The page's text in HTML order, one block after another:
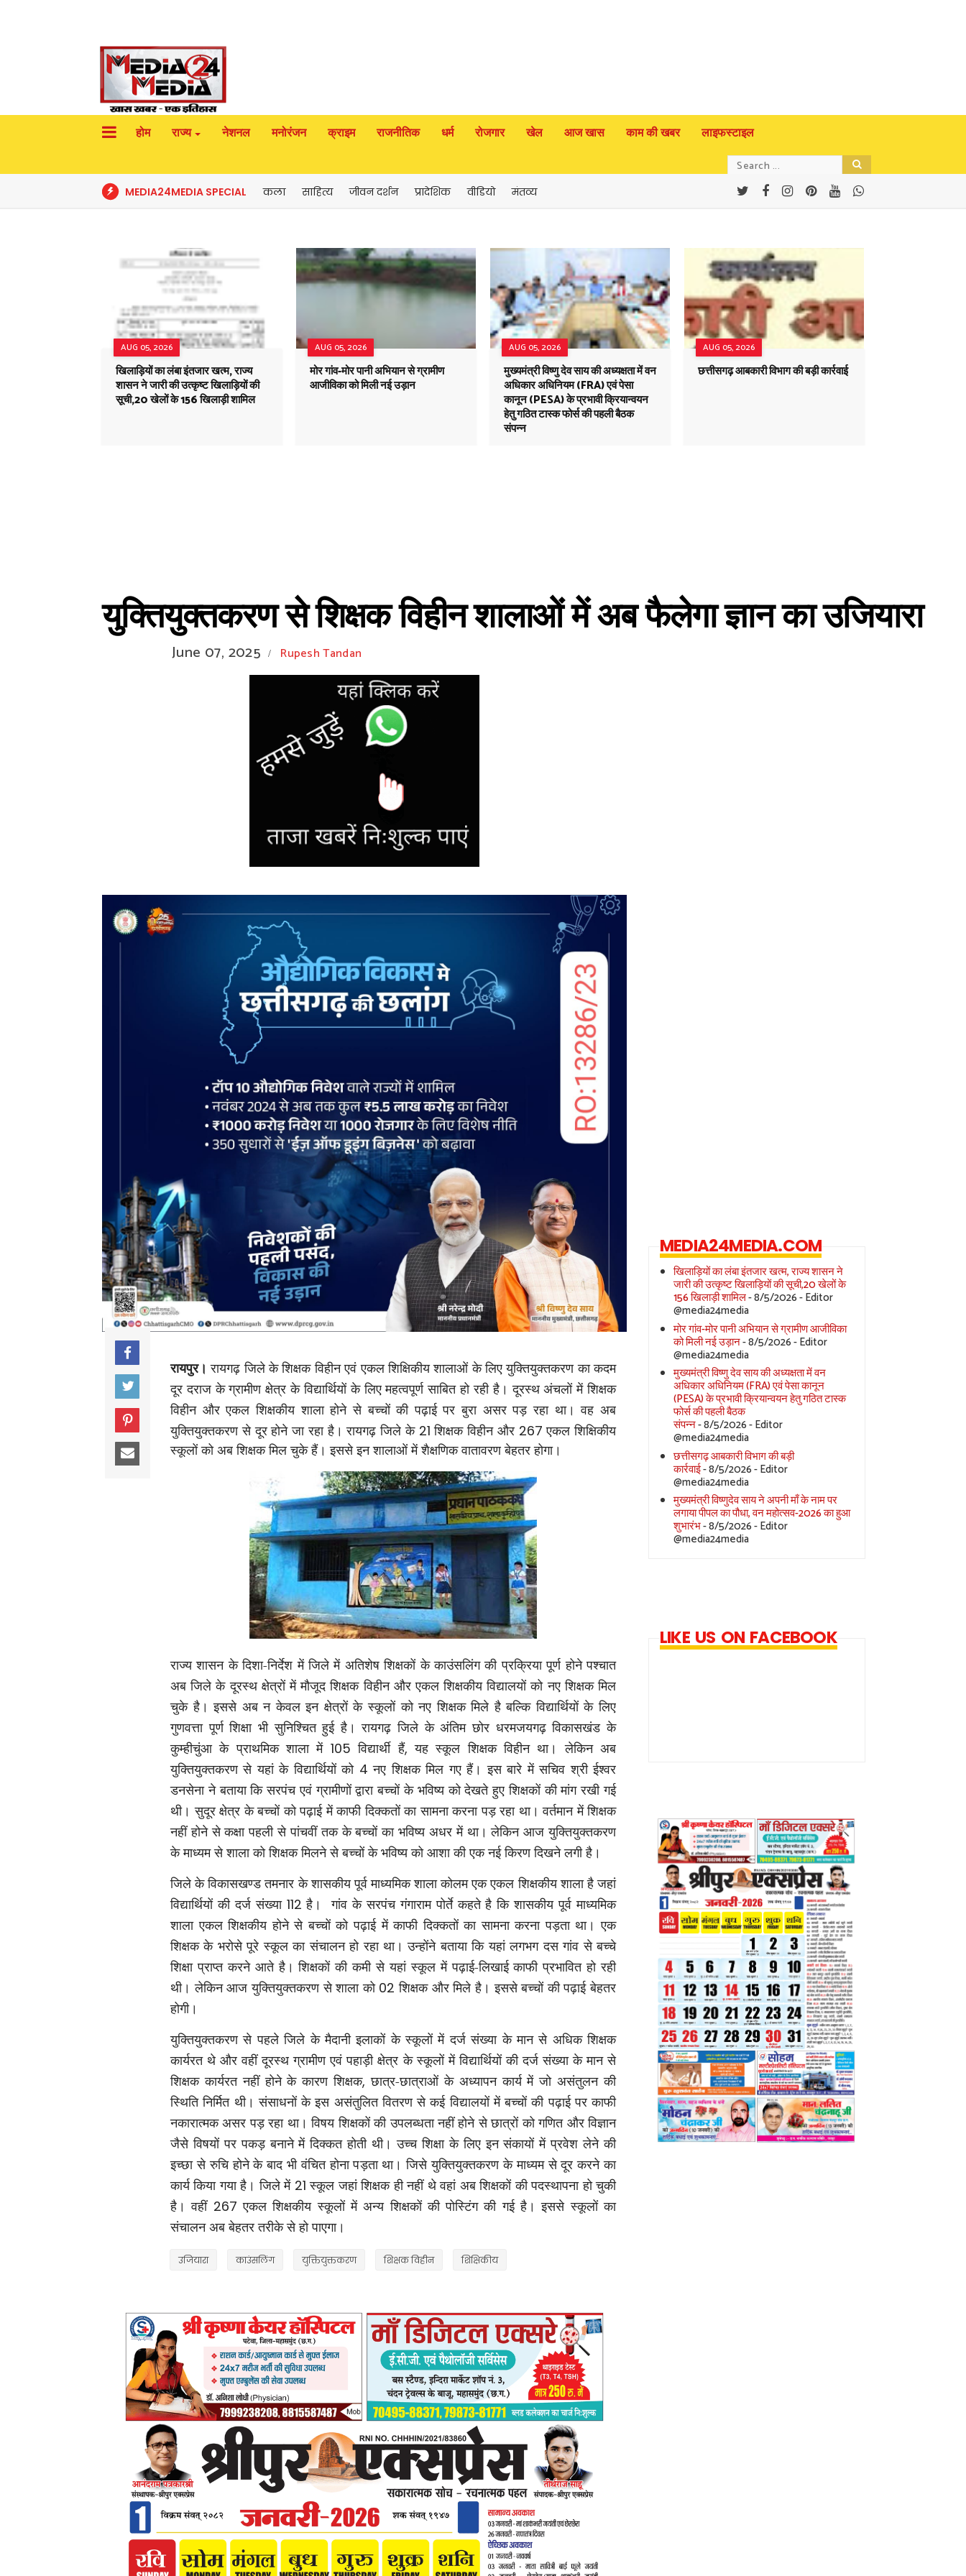
होम राज्य नेशनल मनोरंजन क्राइम राजनीतिक धर्म रोजगार खेल आज खास काम की खबर लाइफस्टाइल
MEDIA24MEDIA SPECIAL कला साहित्य जीवन दर्शन प्रादेशिक वीडियो मंतव्य
AUG 05, 2026
खिलाड़ियों का लंबा इंतजार खत्म, राज्य
शासन ने जारी की उत्कृष्ट खिलाड़ियों की
सूची,20 खेलों के 156 खिलाड़ी शामिल
AUG 05, 2026
मोर गांव-मोर पानी अभियान से ग्रामीण
आजीविका को मिली नई उड़ान
AUG 05, 2026
मुख्यमंत्री विष्णु देव साय की अध्यक्षता में वन
अधिकार अधिनियम (FRA) एवं पेसा
कानून (PESA) के प्रभावी क्रियान्वयन
हेतु गठित टास्क फोर्स की पहली बैठक
संपन्न
AUG 05, 2026
छत्तीसगढ़ आबकारी विभाग की बड़ी कार्रवाई
युक्तियुक्तकरण से शिक्षक विहीन शालाओं में अब फैलेगा ज्ञान का उजियारा
June 07, 2025 / Rupesh Tandan
रायपुर। रायगढ़ जिले के शिक्षक विहीन एवं एकल शिक्षिकीय शालाओं के लिए युक्तियुक्तकरण का कदम
दूर दराज के ग्रामीण क्षेत्र के विद्यार्थियों के लिए महत्वपूर्ण साबित हो रही है। दूरस्थ अंचलों में शिक्षक
विहीन और एकल शिक्षकीय शाला होने से बच्चों की पढ़ाई पर बुरा असर पड़ रहा था। वह अब
युक्तियुक्तकरण से दूर होने जा रहा है। रायगढ़ जिले के 21 शिक्षक विहीन और 267 एकल शिक्षिकीय
स्कूलों को अब शिक्षक मिल चुके हैं। इससे इन शालाओं में शैक्षणिक वातावरण बेहतर होगा।
राज्य शासन के दिशा-निर्देश में जिले में अतिशेष शिक्षकों के काउंसलिंग की प्रक्रिया पूर्ण होने पश्चात
अब जिले के दूरस्थ क्षेत्रों में मौजूद शिक्षक विहीन और एकल शिक्षकीय विद्यालयों को नए शिक्षक मिल
चुके है। इससे अब न केवल इन क्षेत्रों के स्कूलों को नए शिक्षक मिले है बल्कि विद्यार्थियों के लिए
गुणवत्ता पूर्ण शिक्षा भी सुनिश्चित हुई है। रायगढ़ जिले के अंतिम छोर धरमजयगढ़ विकासखंड के
कुम्हीचुंआ के प्राथमिक शाला में 105 विद्यार्थी हैं,यह स्कूल शिक्षक विहीन था। लेकिन अब
युक्तियुक्तकरण से यहां के विद्यार्थियों को 4 नए शिक्षक मिल गए हैं। इस बारे में सचिव श्री ईश्वर
डनसेना ने बताया कि सरपंच एवं ग्रामीणों द्वारा बच्चों के भविष्य को देखते हुए शिक्षकों की मांग रखी गई
थी। सुदूर क्षेत्र के बच्चों को पढ़ाई में काफी दिक्कतों का सामना करना पड़ रहा था। वर्तमान में शिक्षक
नहीं होने से कक्षा पहली से पांचवीं तक के बच्चों का भविष्य अधर में था। लेकिन आज युक्तियुक्तकरण
के माध्यम से शाला को शिक्षक मिलने से बच्चों के भविष्य को आशा की एक नई किरण दिखने लगी है।
जिले के विकासखण्ड तमनार के शासकीय पूर्व माध्यमिक शाला कोलम एक एकल शिक्षकीय शाला है जहां
विद्यार्थियों की दर्ज संख्या 112 है।
गांव के सरपंच गंगाराम पोर्ते कहते है कि शासकीय पूर्व माध्यमिक
शाला एकल शिक्षकीय होने से बच्चों को पढ़ाई में काफी दिक्कतों का सामना करना पड़ता था। एक
शिक्षक के भरोसे पूरे स्कूल का संचालन हो रहा था। उन्होंने बताया कि यहां लगभग दस गांव से बच्चे
शिक्षा प्राप्त करने आते है। शिक्षकों की कमी से यहां स्कूल में पढ़ाई-लिखाई काफी प्रभावित हो रही
थी। लेकिन आज युक्तियुक्तकरण से शाला को 02 शिक्षक और मिले है। इससे बच्चों की पढ़ाई बेहतर
होगी।
युक्तियुक्तकरण से पहले जिले के मैदानी इलाकों के स्कूलों में दर्ज संख्या के मान से अधिक शिक्षक
कार्यरत थे और वहीं दूरस्थ ग्रामीण एवं पहाड़ी क्षेत्र के स्कूलों में विद्यार्थियों की दर्ज संख्या के मान से
शिक्षक कार्यरत नहीं होने के कारण शिक्षक,छात्र-छात्राओं के अध्यापन कार्य में जो असंतुलन की
स्थिति निर्मित थी। संसाधनों के इस असंतुलित वितरण से कई विद्यालयों में बच्चों की पढ़ाई पर काफी
नकारात्मक असर पड़ रहा था। विषय शिक्षकों की उपलब्धता नहीं होने से छात्रों को गणित और विज्ञान
जैसे विषयों पर पकड़ बनाने में दिक्कत होती थी। उच्च शिक्षा के लिए इन संकायों में प्रवेश लेने की
इच्छा से रुचि होने के बाद भी वंचित होना पड़ता था। जिसे युक्तियुक्तकरण के माध्यम से दूर करने का
कार्य किया गया है। जिले में 21स्कूल जहां शिक्षक ही नहीं थे वहां अब शिक्षकों की पदस्थापना हो चुकी
है। वहीं 267एकल शिक्षकीय स्कूलों में अन्य शिक्षकों की पोस्टिंग की गई है। इससे स्कूलों का
संचालन अब बेहतर तरीके से हो पाएगा।
उजियारा काउंसलिंग युक्तियुक्तकरण शिक्षक विहीन शिक्षिकीय
MEDIA24MEDIA.COM
खिलाड़ियों का लंबा इंतजार खत्म, राज्य शासन ने
जारी की उत्कृष्ट खिलाड़ियों की सूची,20 खेलों के
156 खिलाड़ी शामिल- 8/5/2026- Editor
@media24media
मोर गांव-मोर पानी अभियान से ग्रामीण आजीविका
को मिली नई उड़ान- 8/5/2026- Editor
@media24media
मुख्यमंत्री विष्णु देव साय की अध्यक्षता में वन
अधिकार अधिनियम (FRA) एवं पेसा कानून
(PESA) के प्रभावी क्रियान्वयन हेतु गठित टास्क
फोर्स की पहली बैठक
संपन्न- 8/5/2026- Editor
@media24media
छत्तीसगढ़ आबकारी विभाग की बड़ी
कार्रवाई- 8/5/2026- Editor
@media24media
मुख्यमंत्री विष्णुदेव साय ने अपनी माँ के नाम पर
लगाया पीपल का पौधा, वन महोत्सव-2026 का हुआ
शुभारंभ- 8/5/2026- Editor
@media24media
LIKE US ON FACEBOOK